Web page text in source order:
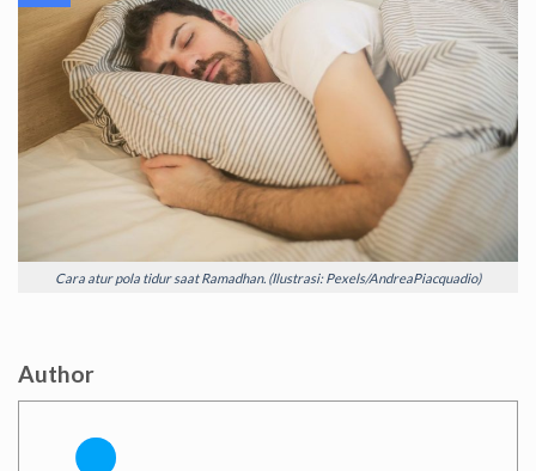
Cara atur pola tidur saat Ramadhan. (Ilustrasi: Pexels/AndreaPiacquadio)
Author